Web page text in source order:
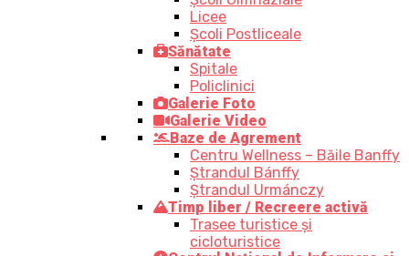
Licee
Școli Postliceale
Sănătate
Spitale
Policlinici
Galerie Foto
Galerie Video
Baze de Agrement
Centru Wellness – Băile Banffy
Ștrandul Bánffy
Ștrandul Urmánczy
Timp liber / Recreere activă
Trasee turistice şi
cicloturistice